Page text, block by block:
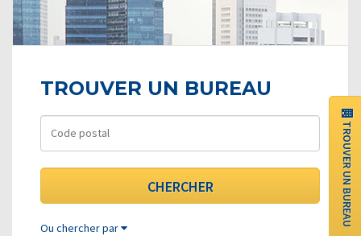
TROUVER UN BUREAU
TROUVER UN BUREAU
Ou chercher par